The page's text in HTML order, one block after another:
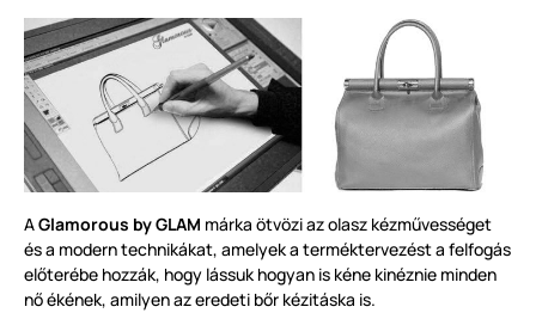
AGlamorous by GLAM márka ötvözi az olasz kézművességet
és a modern technikákat, amelyek a terméktervezést a felfogás
előterébe hozzák, hogy lássuk hogyan is kéne kinéznie minden
nő ékének, amilyen az eredeti bőr kézitáska is.